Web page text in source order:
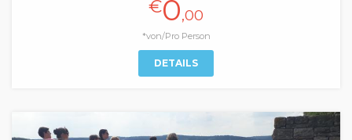
€0,00
*von/Pro Person
DETAILS